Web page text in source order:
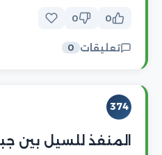
0
0
تعليقات 0
374
المنفذ للسيل بين